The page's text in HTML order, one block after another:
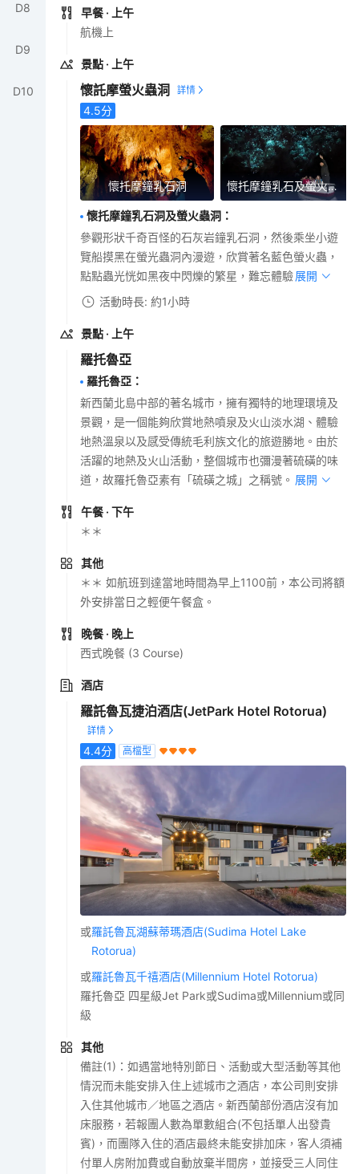
D8
D9
D10
早餐 · 上午
航機上
景點 · 上午
懷託摩螢火蟲洞
4.5分
懷托摩鐘乳石洞 懷托摩鐘乳石及螢火蟲洞
懷托摩鐘乳石洞及螢火蟲洞 ：
參觀形狀千奇百怪的石灰岩鐘乳石洞，然後乘坐小遊
覽船摸黑在螢光蟲洞內漫遊，欣賞著名藍色螢火蟲，
點點蟲光恍如黑夜中閃爍的繁星，難忘體驗。展開
活動時長: 約1小時
景點 · 上午
羅托魯亞
羅托魯亞 ：
新西蘭北島中部的著名城市，擁有獨特的地理環境及
景觀，是一個能夠欣賞地熱噴泉及火山淡水湖、體驗
地熱溫泉以及感受傳統毛利族文化的旅遊勝地。由於
活躍的地熱及火山活動，整個城市也彌漫著硫磺的味
道，故羅托魯亞素有「硫磺之城」之稱號。 展開
午餐 · 下午
＊＊
其他
＊＊ 如航班到達當地時間為早上1100前，本公司將額
外安排當日之輕便午餐盒。
晚餐 · 晚上
西式晚餐 (3 Course)
酒店
羅託魯瓦捷泊酒店(JetPark Hotel Rotorua)
4.4分 高檔型
或羅託魯瓦湖蘇蒂瑪酒店(Sudima Hotel Lake
Rotorua)
或羅託魯瓦千禧酒店(Millennium Hotel Rotorua)
羅托魯亞 四星級Jet Park或Sudima或Millennium或同
級
其他
備註(1)：如遇當地特別節日、活動或大型活動等其他
情況而未能安排入住上述城市之酒店，本公司則安排
入住其他城市／地區之酒店。新西蘭部份酒店沒有加
床服務，若報團人數為單數組合(不包括單人出發貴
賓)，而團隊入住的酒店最終未能安排加床，客人須補
付單人房附加費或自動放棄半間房，並接受三人同住